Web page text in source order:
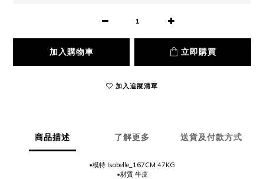
加入購物車 立即購買
加入追蹤清單
商品描述 了解更多 送貨及付款方式
▪️模特 Isabelle_167CM 47KG
▪️材質 牛皮